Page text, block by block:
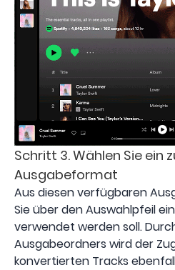
Schritt 3. Wählen Sie ein
Ausgabeformat
Aus diesen verfügbaren
Sie über den Auswahlpfeil
verwendet werden soll.
Ausgabeordners wird der
konvertierten Tracks